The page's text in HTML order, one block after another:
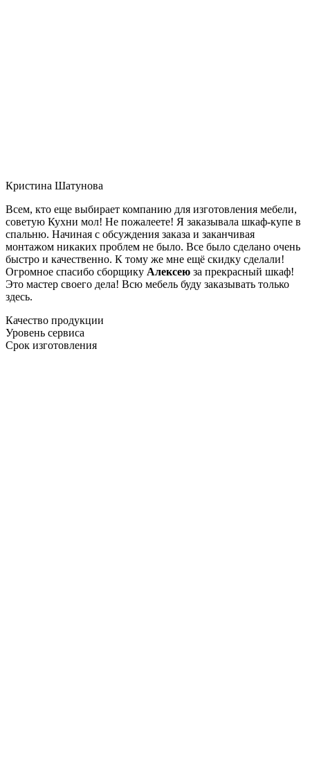
Кристина Шатунова
Всем, кто еще выбирает компанию для изготовления мебели,
советую Кухни мол! Не пожалеете! Я заказывала шкаф-купе в
спальню. Начиная с обсуждения заказа и заканчивая
монтажом никаких проблем не было. Все было сделано очень
быстро и качественно. К тому же мне ещё скидку сделали!
Огромное спасибо сборщику Алексею за прекрасный шкаф!
Это мастер своего дела! Всю мебель буду заказывать только
здесь.
Качество продукции
Уровень сервиса
Срок изготовления